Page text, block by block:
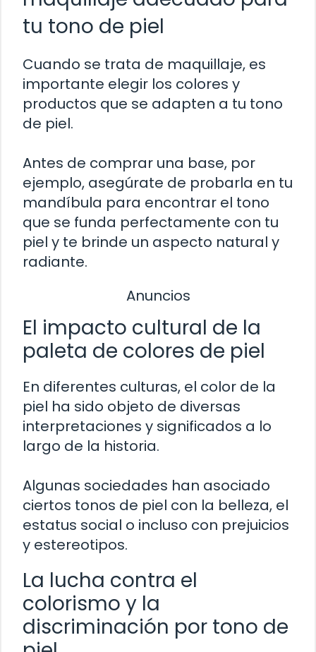
tu tono de piel
Cuando se trata de maquillaje, es
importante elegir los colores y
productos que se adapten a tu tono
de piel.
Antes de comprar una base, por
ejemplo, asegúrate de probarla en tu
mandíbula para encontrar el tono
que se funda perfectamente con tu
piel y te brinde un aspecto natural y
radiante.
Anuncios
El impacto cultural de la
paleta de colores de piel
En diferentes culturas, el color de la
piel ha sido objeto de diversas
interpretaciones y significados a lo
largo de la historia.
Algunas sociedades han asociado
ciertos tonos de piel con la belleza, el
estatus social o incluso con prejuicios
y estereotipos.
La lucha contra el
colorismo y la
discriminación por tono de